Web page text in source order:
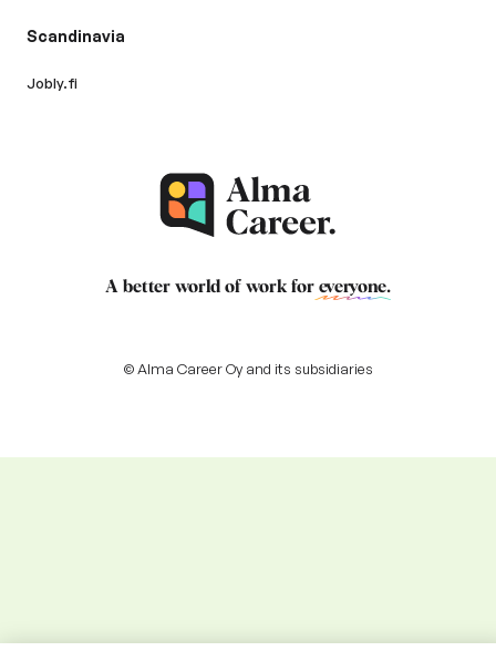
Scandinavia
Jobly.fi
A better world of work for everyone.
© Alma Career Oy and its subsidiaries